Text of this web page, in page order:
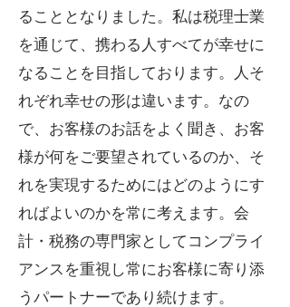
ることとなりました。私は税理士業
を通じて、携わる人すべてが幸せに
なることを目指しております。人そ
れぞれ幸せの形は違います。なの
で、お客様のお話をよく聞き、お客
様が何をご要望されているのか、そ
れを実現するためにはどのようにす
ればよいのかを常に考えます。会
計・税務の専門家としてコンプライ
アンスを重視し常にお客様に寄り添
うパートナーであり続けます。